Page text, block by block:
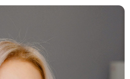
Евгения